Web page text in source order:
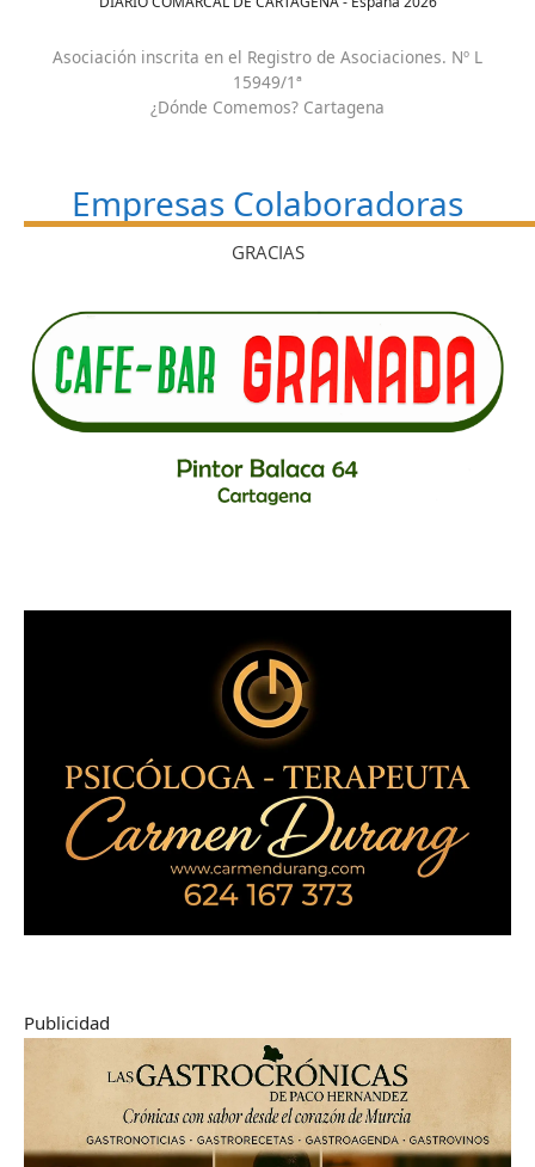
Asociación inscrita en el Registro de Asociaciones. Nº L
15949/1ª
¿Dónde Comemos? Cartagena
Empresas Colaboradoras
GRACIAS
Publicidad